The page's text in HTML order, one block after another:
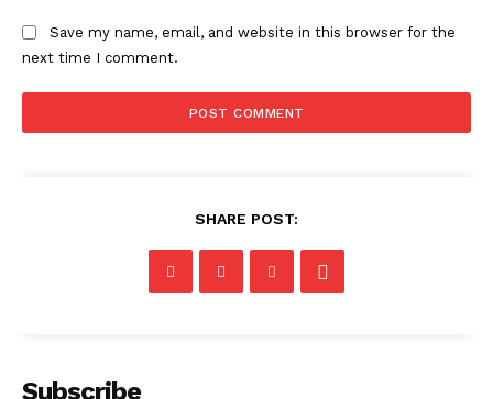
Save my name, email, and website in this browser for the
next time I comment.
SHARE POST:
Subscribe